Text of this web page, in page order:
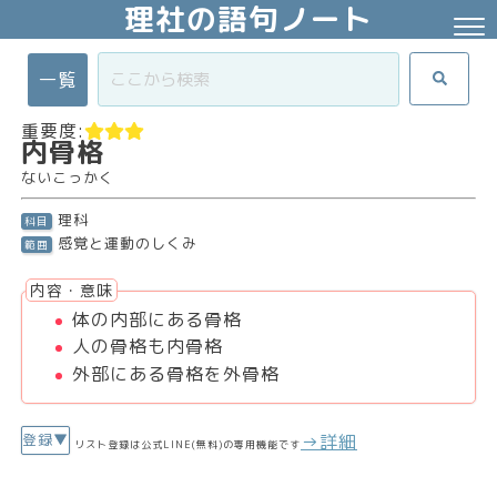
理社の語句ノート
一覧
重要度:
内骨格
ないこっかく
科目 理科
範囲 感覚と運動のしくみ
内容・意味
体の内部にある骨格
人の骨格も内骨格
外部にある骨格を外骨格
登録▼ リスト登録は公式LINE(無料)の専用機能です →詳細